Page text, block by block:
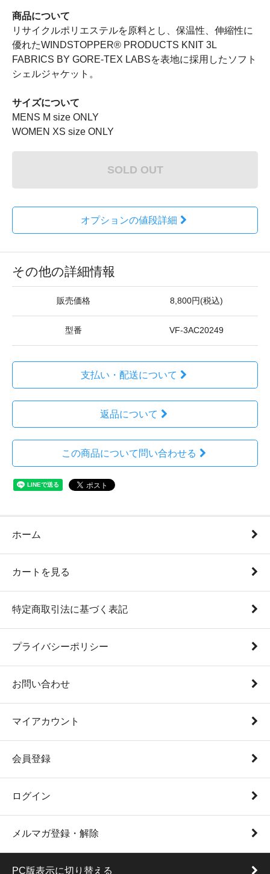
商品について
リサイクルポリエステルを原料とし、保温性、伸縮性に
優れたWINDSTOPPER® PRODUCTS KNIT 3L
FABRICS BY GORE-TEX LABSを表地に採用したソフト
シェルジャケット。
サイズについて
MENS M size ONLY
WOMEN XS size ONLY
SOLD OUT
オプションの値段詳細
その他の詳細情報
販売価格 8,800円(税込)
型番 VF-3AC20249
支払い・配送について
返品について
この商品について問い合わせる
ホーム
カートを見る
特定商取引法に基づく表記
プライバシーポリシー
お問い合わせ
マイアカウント
会員登録
ログイン
メルマガ登録・解除
PC版表示に切り替える